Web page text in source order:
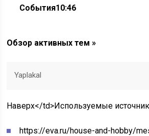
События10:46
Обзор активных тем »
Yaplakal
Наверх</td>Используемые
https://eva.ru/house-and-hobby/